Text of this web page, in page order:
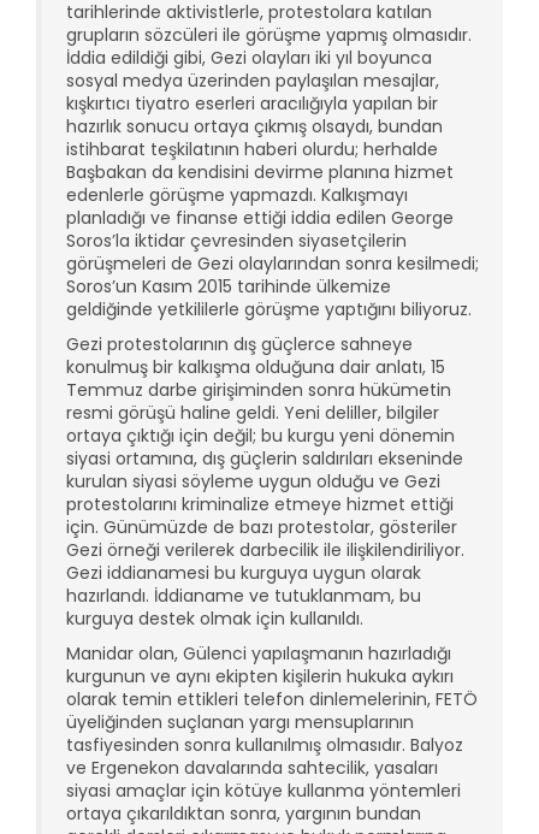
tarihlerinde aktivistlerle, protestolara katılan
grupların sözcüleri ile görüşme yapmış olmasıdır.
İddia edildiği gibi, Gezi olayları iki yıl boyunca
sosyal medya üzerinden paylaşılan mesajlar,
kışkırtıcı tiyatro eserleri aracılığıyla yapılan bir
hazırlık sonucu ortaya çıkmış olsaydı, bundan
istihbarat teşkilatının haberi olurdu; herhalde
Başbakan da kendisini devirme planına hizmet
edenlerle görüşme yapmazdı. Kalkışmayı
planladığı ve finanse ettiği iddia edilen George
Soros’la iktidar çevresinden siyasetçilerin
görüşmeleri de Gezi olaylarından sonra kesilmedi;
Soros’un Kasım 2015 tarihinde ülkemize
geldiğinde yetkililerle görüşme yaptığını biliyoruz.
Gezi protestolarının dış güçlerce sahneye
konulmuş bir kalkışma olduğuna dair anlatı, 15
Temmuz darbe girişiminden sonra hükümetin
resmi görüşü haline geldi. Yeni deliller, bilgiler
ortaya çıktığı için değil; bu kurgu yeni dönemin
siyasi ortamına, dış güçlerin saldırıları ekseninde
kurulan siyasi söyleme uygun olduğu ve Gezi
protestolarını kriminalize etmeye hizmet ettiği
için. Günümüzde de bazı protestolar, gösteriler
Gezi örneği verilerek darbecilik ile ilişkilendiriliyor.
Gezi iddianamesi bu kurguya uygun olarak
hazırlandı. İddianame ve tutuklanmam, bu
kurguya destek olmak için kullanıldı.
Manidar olan, Gülenci yapılaşmanın hazırladığı
kurgunun ve aynı ekipten kişilerin hukuka aykırı
olarak temin ettikleri telefon dinlemelerinin, FETÖ
üyeliğinden suçlanan yargı mensuplarının
tasfiyesinden sonra kullanılmış olmasıdır. Balyoz
ve Ergenekon davalarında sahtecilik, yasaları
siyasi amaçlar için kötüye kullanma yöntemleri
ortaya çıkarıldıktan sonra, yargının bundan